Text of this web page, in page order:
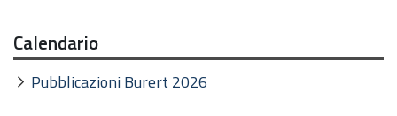
Calendario
Pubblicazioni Burert 2026